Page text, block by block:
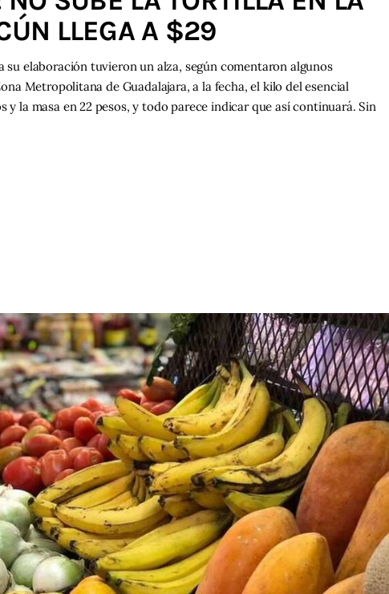
LLEGA A $29
su elaboración tuvieron un alza, según comentaron algunos
Metropolitana de Guadalajara, a la fecha, el kilo del esencial
y la masa en 22 pesos, y todo parece indicar que así continuará. Sin